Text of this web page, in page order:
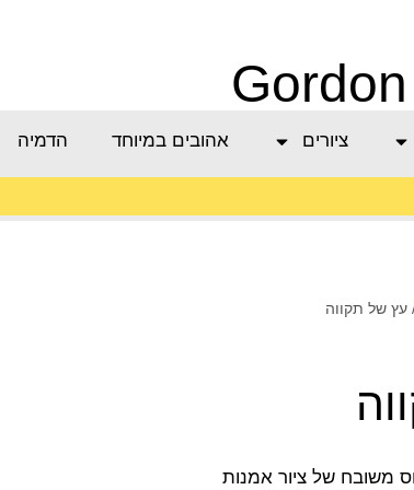
ציורים אהובים במיוחד הדמיה
עץ של תקווה
משובח של ציור אמנות